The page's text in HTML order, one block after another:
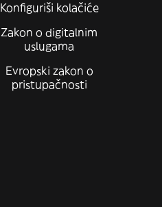
Konfiguriši kolačiće
Zakon o digitalnim
uslugama
Evropski zakon o
pristupačnosti